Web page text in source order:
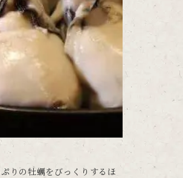
りの牡蠣をびっくりするほ